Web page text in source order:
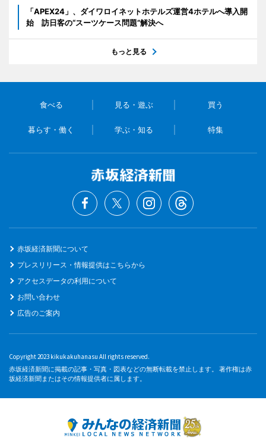
「APEX24」、ダイワロイネットホテルズ運営4ホテルへ導入開
始 訪日客の“スーツケース問題”解決へ
もっと見る
食べる 見る・遊ぶ 買う
暮らす・働く 学ぶ・知る 特集
赤坂経済新聞について
プレスリリース・情報提供はこちらから
アクセスデータの利用について
お問い合わせ
広告のご案内
Copyright 2023 kikukakuhanasu All rights reserved.
赤坂経済新聞に掲載の記事・写真・図表などの無断転載を禁止します。 著作権は赤
坂経済新聞またはその情報提供者に属します。